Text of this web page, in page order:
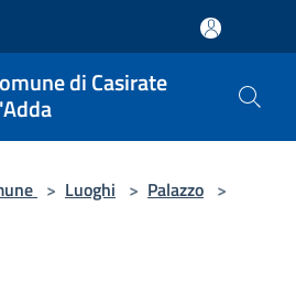
di Casirate
> Luoghi > Palazzo >